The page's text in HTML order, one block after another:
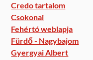
Credo tartalom
Csokonai
Fehértó weblapja
Fürdő - Nagybajom
Gyergyai Albert